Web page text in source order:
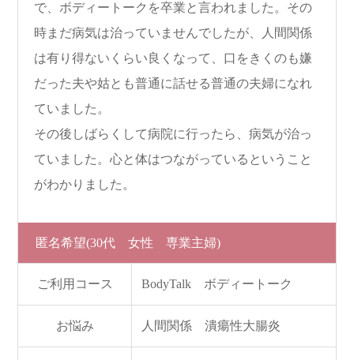
で、ボディートークを卒業と言われました。その
時まだ病気は治っていませんでしたが、人間関係
は有り得ないくらい良くなって、口をきくのも嫌
だった夫や姑とも普通に話せる普通の夫婦になれ
ていました。
その後しばらくして病院に行ったら、病気が治っ
ていました。心と体はつながっているということ
がわかりました。
匿名希望(30代 女性 専業主婦)
ご利用コース BodyTalk ボディートーク
お悩み 人間関係 潰瘍性大腸炎